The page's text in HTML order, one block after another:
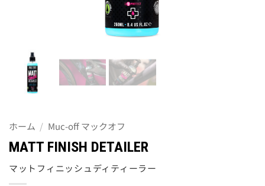
ホーム / Muc-off マックオフ
MATT FINISH DETAILER
マットフィニッシュディティーラー